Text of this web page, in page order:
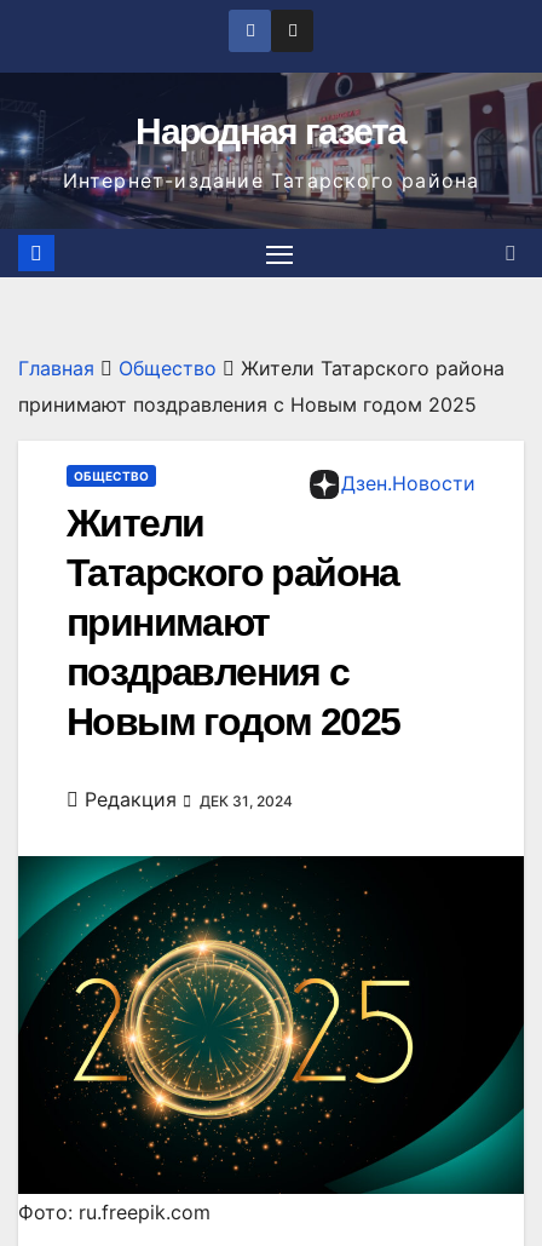
Народная газета
Интернет-издание Татарского района
Главная Общество
Жители Татарского района
принимают поздравления с Новым годом 2025
Дзен.Новости
ОБЩЕСТВО
Жители
Татарского района
принимают
поздравления с
Новым годом 2025
Редакция ДЕК 31, 2024
Фото: ru.freepik.com